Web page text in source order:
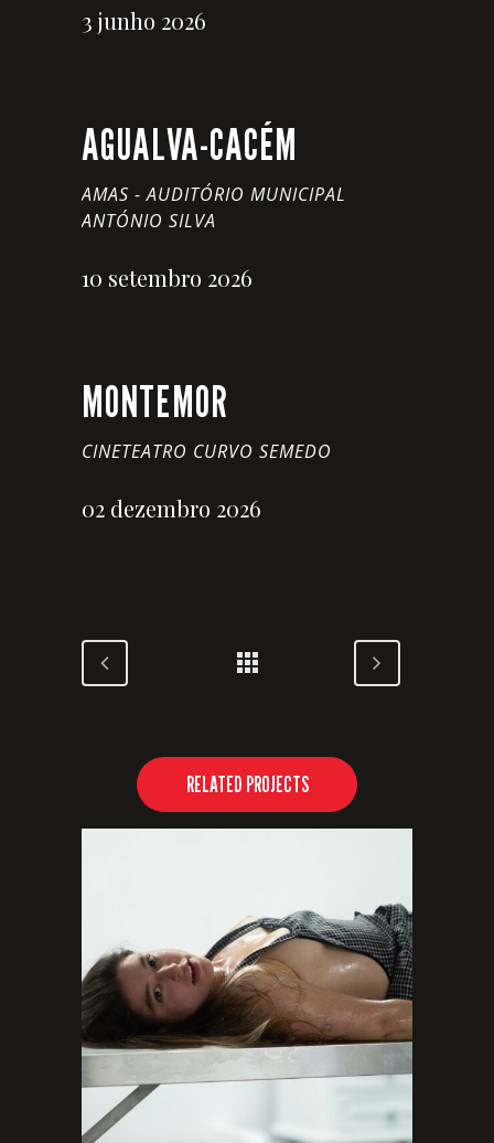
3 junho 2026
AGUALVA-CACÉM
AMAS - AUDITÓRIO MUNICIPAL
ANTÓNIO SILVA
10 setembro 2026
MONTEMOR
CINETEATRO CURVO SEMEDO
02 dezembro 2026
RELATED PROJECTS
VIEW